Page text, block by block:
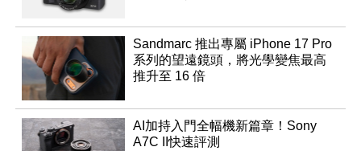
Sandmarc 推出專屬 iPhone 17 Pro
系列的望遠鏡頭，將光學變焦最高
推升至 16 倍
AI加持入門全幅機新篇章！Sony
A7C II快速評測